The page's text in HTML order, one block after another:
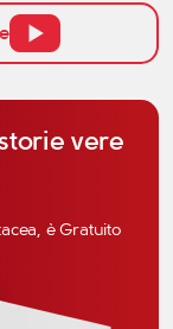
vere
è Gratuito